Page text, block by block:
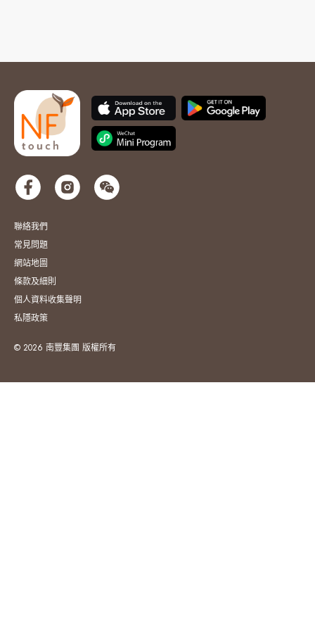
聯絡我們
常見問題
網站地圖
條款及細則
個人資料收集聲明
私隱政策
© 2026 南豐集團 版權所有